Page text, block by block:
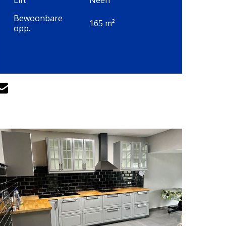
Bewoonbare
opp.
165 m²